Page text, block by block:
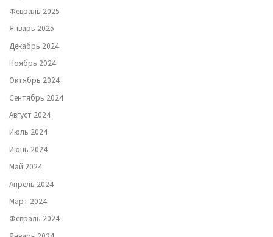
Февраль 2025
Январь 2025
Декабрь 2024
Ноябрь 2024
Октябрь 2024
Сентябрь 2024
Август 2024
Июль 2024
Июнь 2024
Май 2024
Апрель 2024
Март 2024
Февраль 2024